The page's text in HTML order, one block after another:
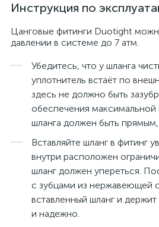
Инструкция по
Цанговые фитинги Duotight
давлении в системе до 7 атм.
Убедитесь, что у шланга
уплотнитель встаёт по
здесь не должно быть
обеспечения максимальной
шланга должен быть
Вставляйте шланг в фитинг
внутри расположен
шланг должен упереться.
с зубцами из нержавеющей
вставленный шланг и
и надежно.